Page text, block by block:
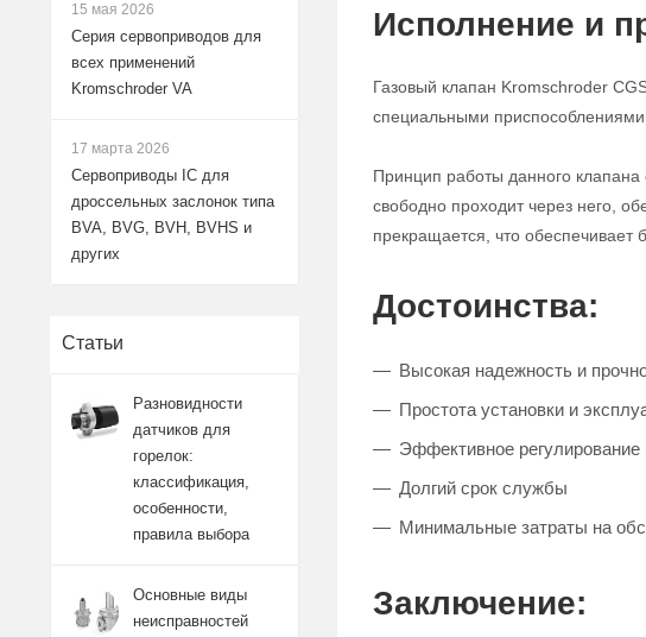
Исполнение и
Газовый клапан Kromschroder
специальными
Принцип работы данного клапана
свободно проходит через него,
прекращается, что обеспечивает
Достоинства:
Высокая надежность и
Простота установки и
Эффективное регулирование
Долгий срок службы
Минимальные затраты на
Заключение:
15 мая 2026
Серия сервоприводов для
всех применений
Kromschroder VA
17 марта 2026
Сервоприводы IC для
дроссельных заслонок типа
BVA, BVG, BVH, BVHS и
других
Статьи
Разновидности
датчиков для
горелок:
классификация,
особенности,
правила выбора
Основные виды
неисправностей